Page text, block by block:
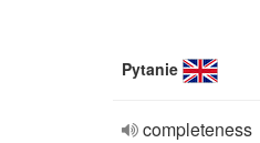
Pytanie
completeness